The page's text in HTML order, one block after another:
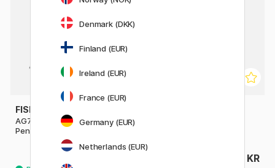
FISHER SPACE PEN
AG7 Original Astronaut Space
Pen
329 KR
Denmark (DKK)
Finland (EUR)
Ireland (EUR)
France (EUR)
Germany (EUR)
Netherlands (EUR)